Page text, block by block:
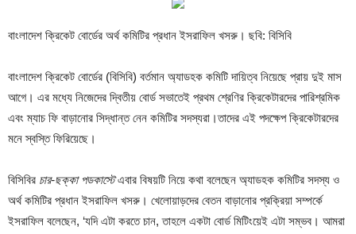
বাংলাদেশ ক্রিকেট বোর্ডের অর্থ কমিটির প্রধান ইসরাফিল খসরু। ছবি: বিসিবি
বাংলাদেশ ক্রিকেট বোর্ডের (বিসিবি) বর্তমান অ্যাডহক কমিটি দায়িত্ব নিয়েছে প্রায় দুই মাস
আগে। এর মধ্যে নিজেদের দ্বিতীয় বোর্ড সভাতেই প্রথম শ্রেণির ক্রিকেটারদের পারিশ্রমিক
এবং ম্যাচ ফি বাড়ানোর সিদ্ধান্ত নেন কমিটির সদস্যরা।তাদের এই পদক্ষেপ ক্রিকেটারদের
মনে স্বস্তি ফিরিয়েছে।
বিসিবির চার-ছক্কা পডকাস্টেএবার বিষয়টি নিয়ে কথা বলেছেন অ্যাডহক কমিটির সদস্য ও
অর্থ কমিটির প্রধান ইসরাফিল খসরু। খেলোয়াড়দের বেতন বাড়ানোর প্রক্রিয়া সম্পর্কে
ইসরাফিল বলেছেন, ‘যদি এটা করতে চান, তাহলে একটা বোর্ড মিটিংয়েই এটা সম্ভব। আমরা